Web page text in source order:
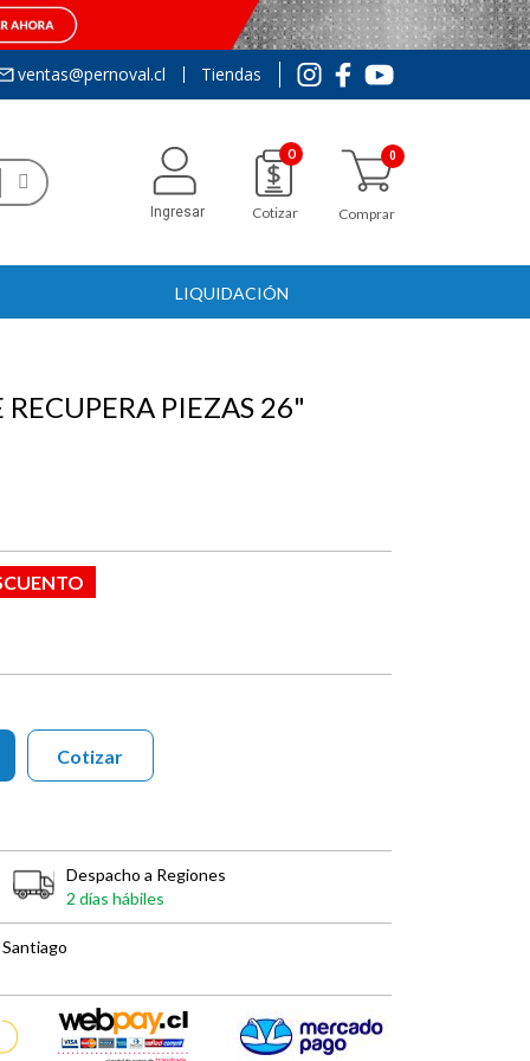
ventas@pernoval.cl Tiendas
Ingresar
0
Cotizar Comprar
LIQUIDACIÓN
PIEZAS 26"
Cotizar
Despacho a Regiones
2 días hábiles